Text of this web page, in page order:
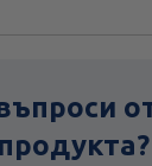
продукта?